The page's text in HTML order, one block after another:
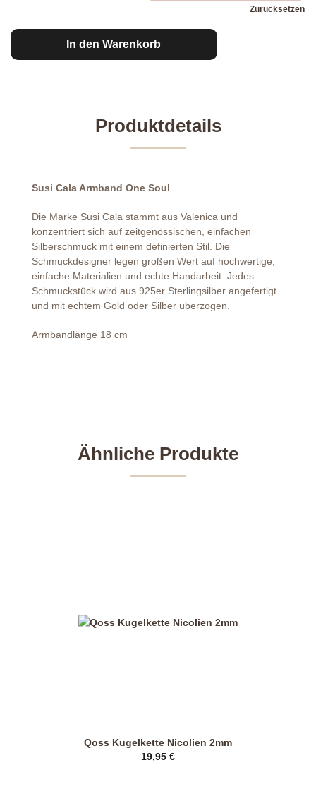
Zurücksetzen
In den Warenkorb
Produktdetails
Susi Cala Armband One Soul
Die Marke Susi Cala stammt aus Valenica und
konzentriert sich auf zeitgenössischen, einfachen
Silberschmuck mit einem definierten Stil. Die
Schmuckdesigner legen großen Wert auf hochwertige,
einfache Materialien und echte Handarbeit. Jedes
Schmuckstück wird aus 925er Sterlingsilber angefertigt
und mit echtem Gold oder Silber überzogen.
Armbandlänge 18 cm
Ähnliche Produkte
Qoss Kugelkette Nicolien 2mm
19,95 €